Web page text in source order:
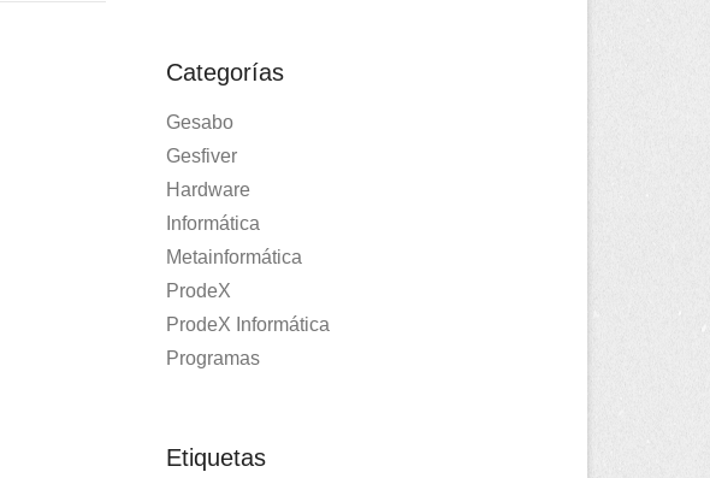
Categorías
Gesabo
Gesfiver
Hardware
Informática
Metainformática
ProdeX
ProdeX Informática
Programas
Etiquetas